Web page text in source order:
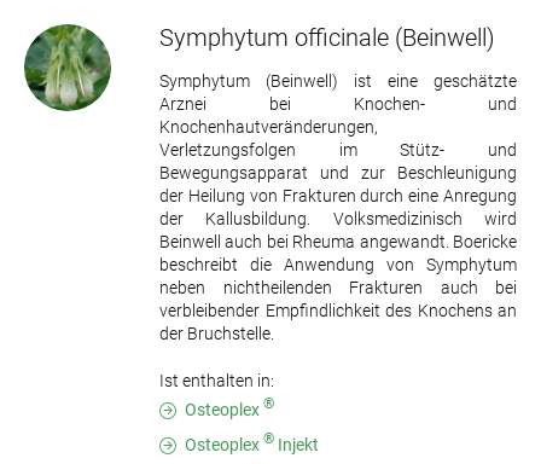
Symphytum officinale (Beinwell)
Symphytum (Beinwell) ist eine geschätzte
Arznei bei Knochen- und
Knochenhautveränderungen,
Verletzungsfolgen im Stütz- und
Bewegungsapparat und zur Beschleunigung
der Heilung von Frakturen durch eine Anregung
der Kallusbildung. Volksmedizinisch wird
Beinwell auch bei Rheuma angewandt. Boericke
beschreibt die Anwendung von Symphytum
neben nichtheilenden Frakturen auch bei
verbleibender Empfindlichkeit des Knochens an
der Bruchstelle.
Ist enthalten in:
Osteoplex ®
Osteoplex ® Injekt